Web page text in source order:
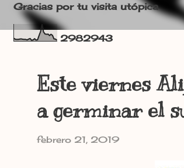
Gracias por tu visita utópica
2982943
Este viernes
a germinar el
febrero 21, 2019